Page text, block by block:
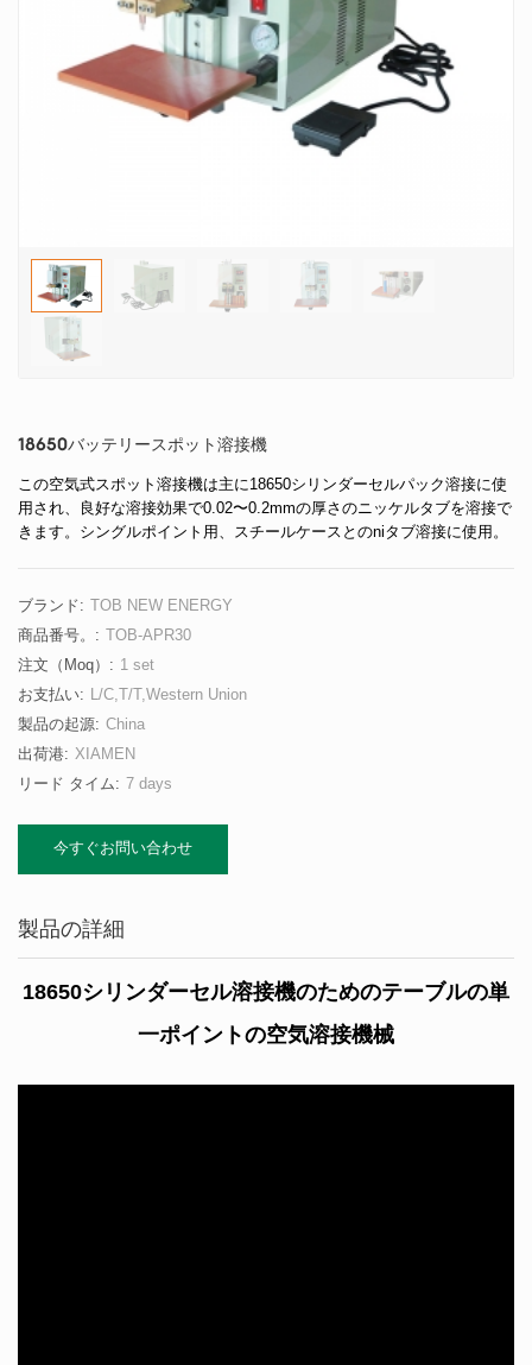
18650バッテリースポット溶接機
この空気式スポット溶接機は主に18650シリンダーセルパック溶接に使
用され、良好な溶接効果で0.02〜0.2mmの厚さのニッケルタブを溶接で
きます。シングルポイント用、スチールケースとのniタブ溶接に使用。
ブランド: TOB NEW ENERGY
商品番号。: TOB-APR30
注文（moq）: 1 set
お支払い: L/C,T/T,Western Union
製品の起源: China
出荷港: XIAMEN
リード タイム: 7 days
今すぐお問い合わせ
製品の詳細
18650シリンダーセル溶接機のためのテーブルの単
一ポイントの空気溶接機械